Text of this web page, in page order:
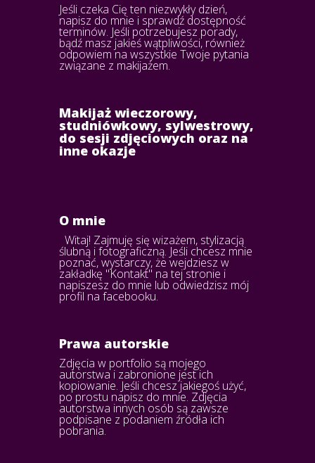
Jeśli czeka Cię ten niezwykły dzień,
napisz do mnie i sprawdź dostępność
terminów. Jeśli potrzebujesz porady,
bądź masz jakieś wątpliwości, również
odpowiem na wszystkie Twoje pytania
związane z makijażem.
Makijaż wieczorowy,
studniówkowy, sylwestrowy,
do sesji zdjęciowych oraz na
inne okazje
O mnie
Witaj! Zajmuję się wizażem, stylizacją
ślubną i fotograficzną. Jeśli chcesz mnie
poznać, wystarczy, że wejdziesz w
zakładkę "Kontakt" na tej stronie i
napiszesz do mnie lub odwiedzisz mój
profil na facebooku.
Prawa autorskie
Zdjęcia w portfolio są mojego
autorstwa i zabronione jest ich
kopiowanie. Jeśli chcesz jakiegoś użyć,
po prostu napisz do mnie. Zdjęcia
autorstwa innych osób są zawsze
podpisane z podaniem źródła ich
pobrania.